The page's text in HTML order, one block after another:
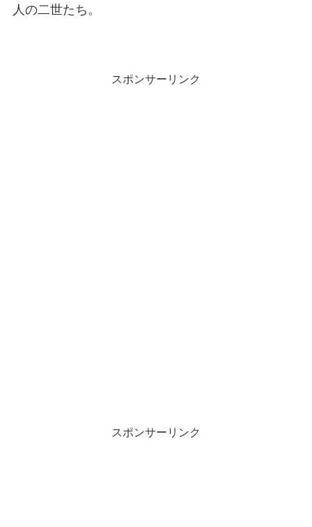
人の二世たち。
スポンサーリンク
スポンサーリンク